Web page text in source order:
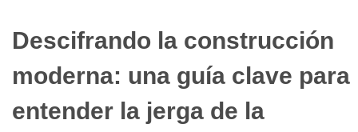
Descifrando la construcción
moderna: una guía clave para
entender la jerga de la